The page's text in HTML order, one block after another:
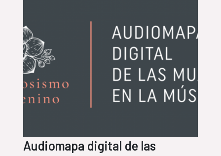
Audiomapa digital de las